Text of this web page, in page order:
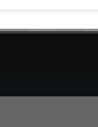
版权声明
售后